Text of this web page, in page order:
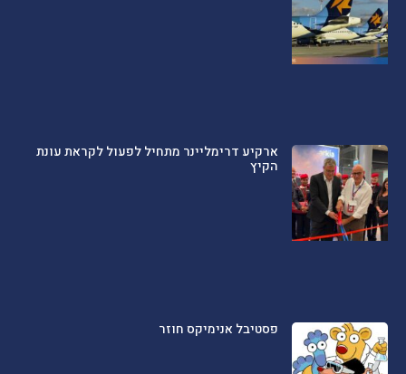
ארקיע דרימליינר מתחיל לפעול לקראת עונת
הקיץ
פסטיבל אנימיקס חוזר